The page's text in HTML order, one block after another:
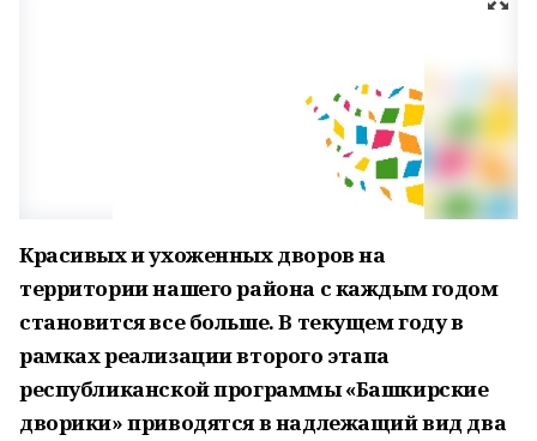
Красивых и ухоженных дворов на
территории нашего района с каждым годом
становится все больше. В текущем году в
рамках реализации второго этапа
республиканской программы «Башкирские
дворики» приводятся в надлежащий вид два